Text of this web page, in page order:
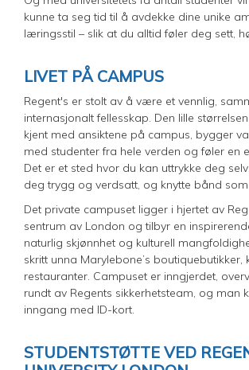
kunne ta seg tid til å avdekke dine unike
læringsstil – slik at du alltid føler deg sett,
LIVET PÅ CAMPUS
Regent's er stolt av å være et vennlig,
internasjonalt fellesskap. Den lille
kjent med ansiktene på campus, bygger
med studenter fra hele verden og føler en
Det er et sted hvor du kan uttrykke deg
deg trygg og verdsatt, og knytte bånd
Det private campuset ligger i hjertet av
sentrum av London og tilbyr en
naturlig skjønnhet og kulturell
skritt unna Marylebone’s boutiquebutikker,
restauranter. Campuset er inngjerdet,
rundt av Regents sikkerhetsteam, og man
inngang med ID-kort.
STUDENTSTØTTE VED